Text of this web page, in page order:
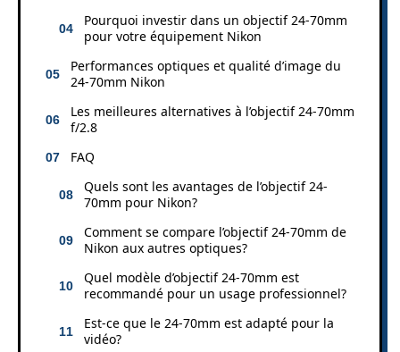
Pourquoi investir dans un objectif 24-70mm
pour votre équipement Nikon
Performances optiques et qualité d’image du
24-70mm Nikon
Les meilleures alternatives à l’objectif 24-70mm
f/2.8
FAQ
Quels sont les avantages de l’objectif 24-
70mm pour Nikon?
Comment se compare l’objectif 24-70mm de
Nikon aux autres optiques?
Quel modèle d’objectif 24-70mm est
recommandé pour un usage professionnel?
Est-ce que le 24-70mm est adapté pour la
vidéo?